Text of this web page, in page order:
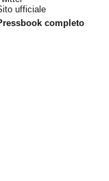
ufficiale
completo